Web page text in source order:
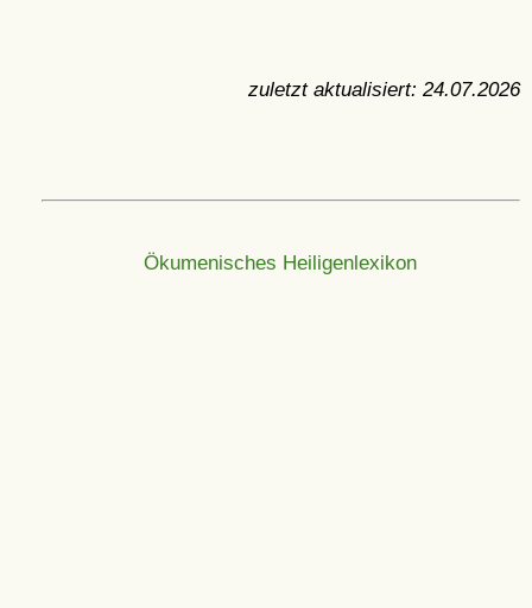
zuletzt aktualisiert: 24.07.2026
Ökumenisches Heiligenlexikon